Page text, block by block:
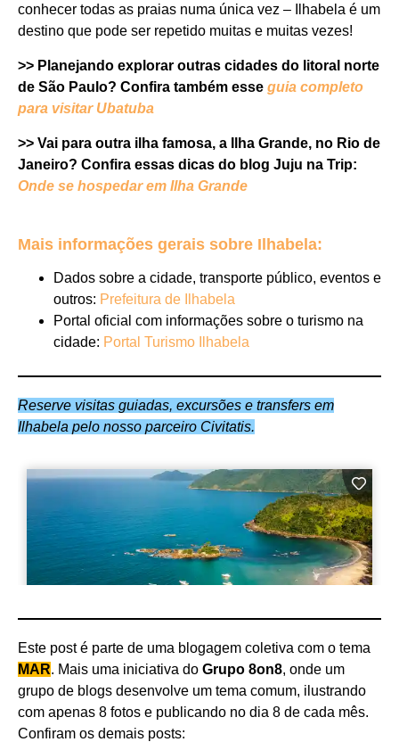
conhecer todas as praias numa única vez – Ilhabela é um
destino que pode ser repetido muitas e muitas vezes!
>> Planejando explorar outras cidades do litoral norte
de São Paulo? Confira também esse guia completo
para visitar Ubatuba
>> Vai para outra ilha famosa, a Ilha Grande, no Rio de
Janeiro? Confira essas dicas do blog Juju na Trip:
Onde se hospedar em Ilha Grande
Mais informações gerais sobre Ilhabela:
Dados sobre a cidade, transporte público, eventos e
outros: Prefeitura de Ilhabela
Portal oficial com informações sobre o turismo na
cidade: Portal Turismo Ilhabela
Reserve visitas guiadas, excursões e transfers em
Ilhabela pelo nosso parceiro Civitatis.
Este post é parte de uma blogagem coletiva com o tema
MAR. Mais uma iniciativa do Grupo 8on8, onde um
grupo de blogs desenvolve um tema comum, ilustrando
com apenas 8 fotos e publicando no dia 8 de cada mês.
Confiram os demais posts: